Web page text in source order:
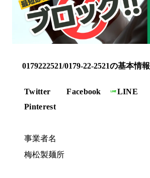
0179222521/0179-22-2521の基本情報
Twitter Facebook LINE
Pinterest
事業者名
梅松製麺所